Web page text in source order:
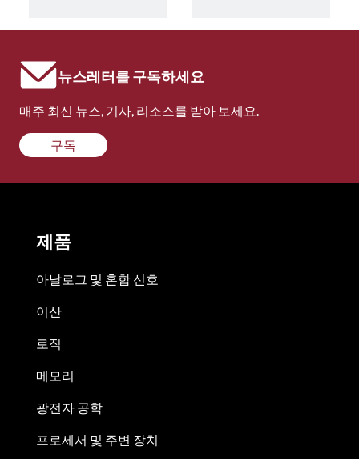
뉴스레터를 구독하세요
매주 최신 뉴스, 기사, 리소스를 받아 보세요.
구독
제품
아날로그 및 혼합 신호
이산
로직
메모리
광전자 공학
프로세서 및 주변 장치